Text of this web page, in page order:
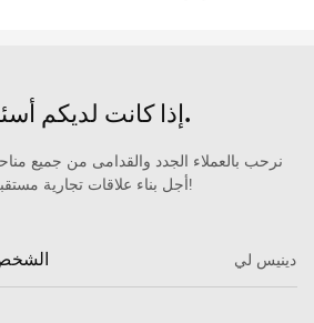
إذا كانت لديكم أسئلة أخرى، راسلونا.
نرحب بالعملاء الجدد والقدامى من جميع
أجل بناء علاقات تجارية مستقبلية وتحقيق النجاح المتبادل!
دينيس لي